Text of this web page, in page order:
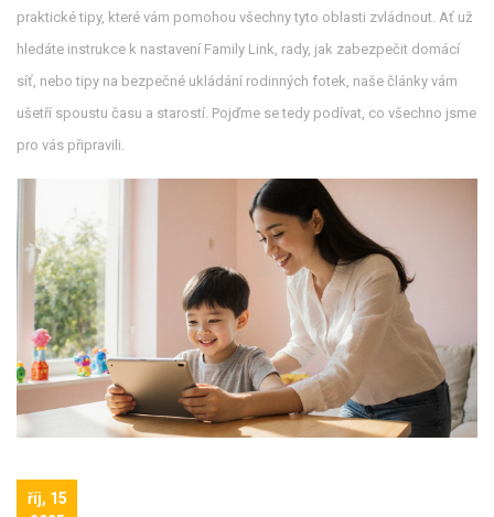
praktické tipy, které vám pomohou všechny tyto oblasti zvládnout. Ať už
hledáte instrukce k nastavení Family Link, rady, jak zabezpečit domácí
síť, nebo tipy na bezpečné ukládání rodinných fotek, naše články vám
ušetří spoustu času a starostí. Pojďme se tedy podívat, co všechno jsme
pro vás připravili.
říj, 15